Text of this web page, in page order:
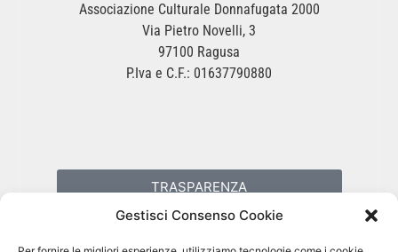
Gestisci Consenso Cookie
Associazione Culturale Donnafugata 2000
Via Pietro Novelli, 3
97100 Ragusa
P.Iva e C.F.: 01637790880
TRASPARENZA